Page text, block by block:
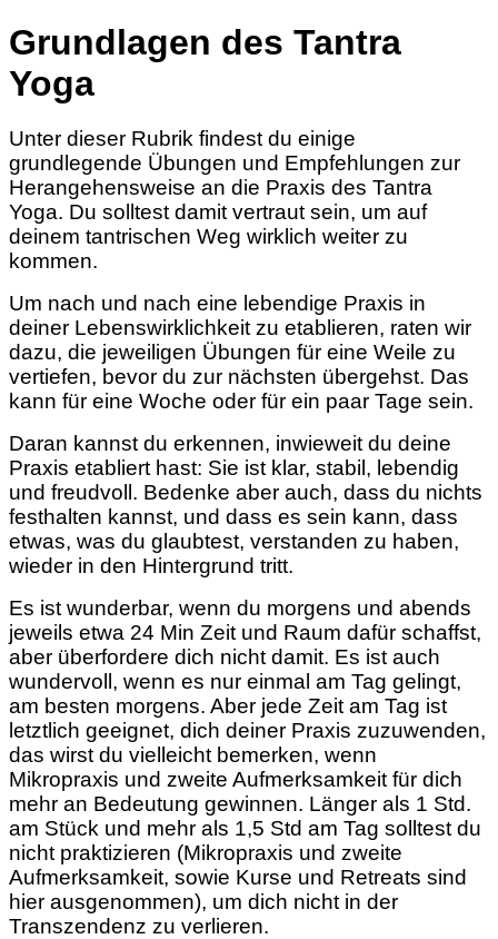
Grundlagen des Tantra
Yoga
Unter dieser Rubrik findest du einige
grundlegende Übungen und Empfehlungen zur
Herangehensweise an die Praxis des Tantra
Yoga. Du solltest damit vertraut sein, um auf
deinem tantrischen Weg wirklich weiter zu
kommen.
Um nach und nach eine lebendige Praxis in
deiner Lebenswirklichkeit zu etablieren, raten wir
dazu, die jeweiligen Übungen für eine Weile zu
vertiefen, bevor du zur nächsten übergehst. Das
kann für eine Woche oder für ein paar Tage sein.
Daran kannst du erkennen, inwieweit du deine
Praxis etabliert hast: Sie ist klar, stabil, lebendig
und freudvoll. Bedenke aber auch, dass du nichts
festhalten kannst, und dass es sein kann, dass
etwas, was du glaubtest, verstanden zu haben,
wieder in den Hintergrund tritt.
Es ist wunderbar, wenn du morgens und abends
jeweils etwa 24 Min Zeit und Raum dafür schaffst,
aber überfordere dich nicht damit. Es ist auch
wundervoll, wenn es nur einmal am Tag gelingt,
am besten morgens. Aber jede Zeit am Tag ist
letztlich geeignet, dich deiner Praxis zuzuwenden,
das wirst du vielleicht bemerken, wenn
Mikropraxis und zweite Aufmerksamkeit für dich
mehr an Bedeutung gewinnen. Länger als 1 Std.
am Stück und mehr als 1,5 Std am Tag solltest du
nicht praktizieren (Mikropraxis und zweite
Aufmerksamkeit, sowie Kurse und Retreats sind
hier ausgenommen), um dich nicht in der
Transzendenz zu verlieren.